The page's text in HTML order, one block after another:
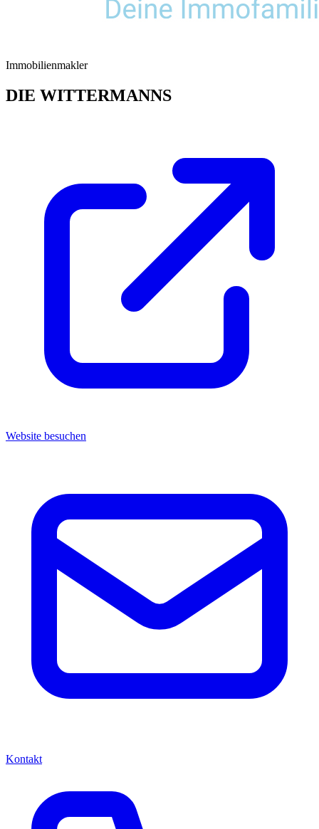
Immobilienmakler
DIE WITTERMANNS
Website besuchen
Kontakt